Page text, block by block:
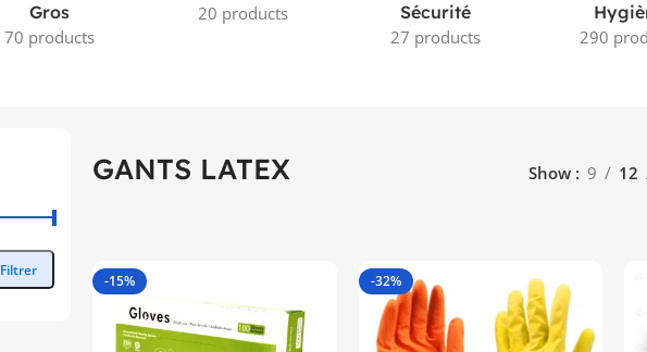
Gros
70 products
20 products
Sécurité
27 products
290
Filtrer
GANTS LATEX Show 9 12
-15% -32%